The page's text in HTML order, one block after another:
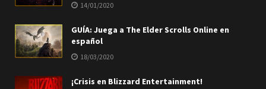
14/01/2020
GUÍA: Juega a The Elder Scrolls Online en
español
18/03/2020
¡Crisis en Blizzard Entertainment!